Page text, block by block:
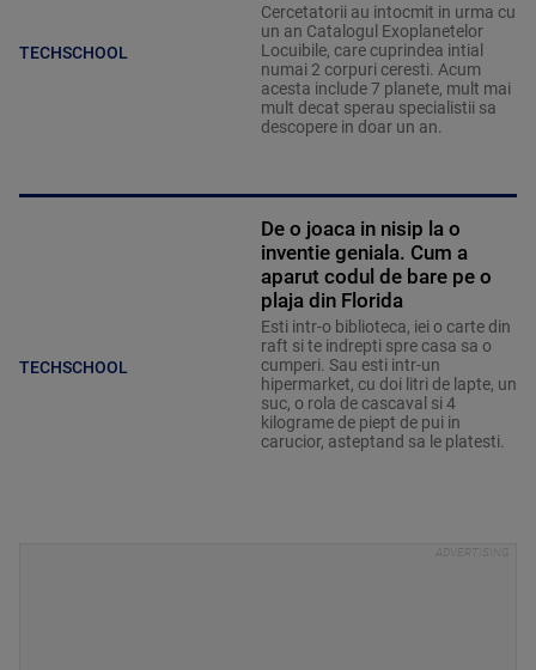
TECHSCHOOL
Cercetatorii au intocmit in urma cu
un an Catalogul Exoplanetelor
Locuibile, care cuprindea intial
numai 2 corpuri ceresti. Acum
acesta include 7 planete, mult mai
mult decat sperau specialistii sa
descopere in doar un an.
TECHSCHOOL
De o joaca in nisip la o
inventie geniala. Cum a
aparut codul de bare pe o
plaja din Florida
Esti intr-o biblioteca, iei o carte din
raft si te indrepti spre casa sa o
cumperi. Sau esti intr-un
hipermarket, cu doi litri de lapte, un
suc, o rola de cascaval si 4
kilograme de piept de pui in
carucior, asteptand sa le platesti.